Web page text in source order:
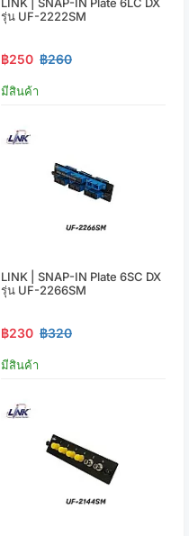
รุ่น UF-2222SM
฿250 ฿260
มีสินค้า
LINK | SNAP-IN Plate 6SC DX
รุ่น UF-2266SM
฿230 ฿320
มีสินค้า